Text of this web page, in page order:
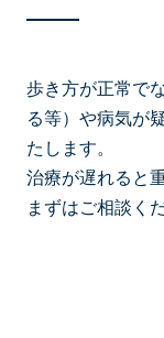
歩き方が正常で
る等）や病気が
たします。
治療が遅れると
まずはご相談く